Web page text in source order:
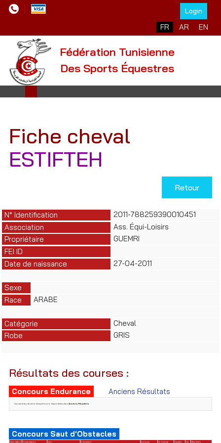
Login
Sélectionnez votre
FR AR EN
Fédération Tunisienne
Des Sports Équestres
Fiche cheval
ESTIFTEH
Retour
N° Identification
2011-788259390010451
Association
Ass. Équi-Loisirs
Propriétaire
GUEMRI
FEI ID
Date de naissance
27-04-2011
Sexe
Race
ARABE
Catégorie
Cheval
Robe
GRIS
Résultats des courses :
Concours Endurance Anciens Résultats
Les résultats de cette discipline sont disponibles dans Anciens Résultats.
Concours Saut d'Obstacles
Date début Organisateur Lieu Evènement Epreuve N° License Cavalier Clt
Résultats